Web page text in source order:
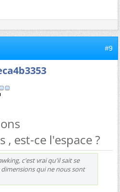
#9
est-ce l'espace ?
c'est vrai qu'il sait se
qui ne nous sont